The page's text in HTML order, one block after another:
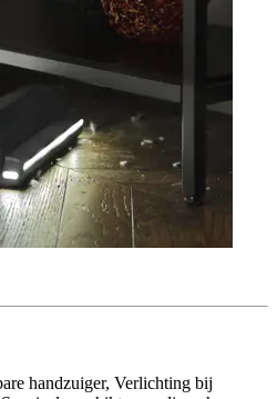
handzuiger, Verlichting bij